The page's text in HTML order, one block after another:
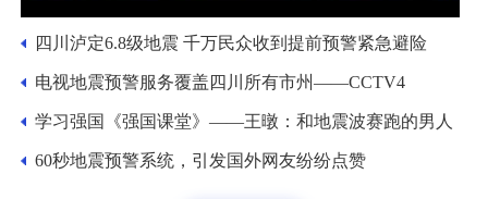
四川泸定6.8级地震 千万民众收到提前预警紧急避险
电视地震预警服务覆盖四川所有市州——CCTV4
学习强国《强国课堂》——王暾：和地震波赛跑的男人
60秒地震预警系统，引发国外网友纷纷点赞